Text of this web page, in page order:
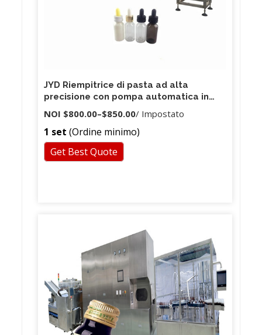
JYD Riempitrice di pasta ad alta
precisione con pompa automatica in
crema per conversione di frequenza a
20 teste
NOI $800.00–$850.00/ Impostato
1 set (Ordine minimo)
Get Best Quote